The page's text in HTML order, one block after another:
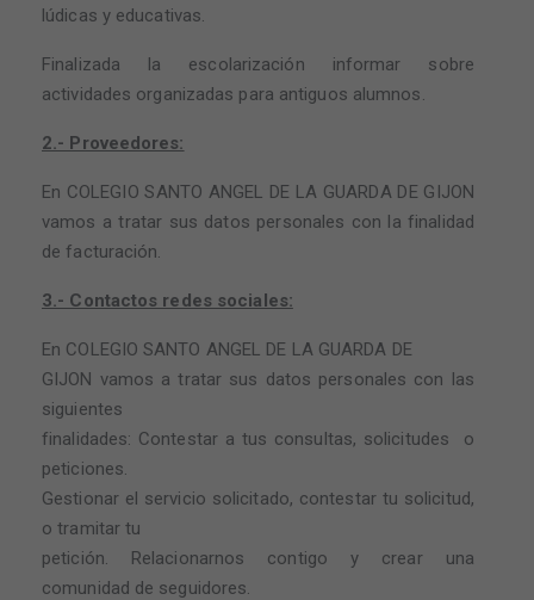
lúdicas y educativas.
Finalizada la escolarización informar sobre
actividades organizadas para antiguos alumnos.
2.- Proveedores:
En COLEGIO SANTO ANGEL DE LA GUARDA DE GIJON
vamos a tratar sus datos personales con la finalidad
de facturación.
3.- Contactos redes sociales:
En COLEGIO SANTO ANGEL DE LA GUARDA DE
GIJON vamos a tratar sus datos personales con las
siguientes
finalidades: Contestar a tus consultas, solicitudes o
peticiones.
Gestionar el servicio solicitado, contestar tu solicitud,
o tramitar tu
petición. Relacionarnos contigo y crear una
comunidad de seguidores.